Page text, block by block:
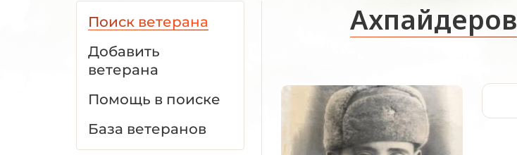
Поиск ветерана
Добавить
ветерана
Помощь в поиске
База ветеранов
Ахпайдеров